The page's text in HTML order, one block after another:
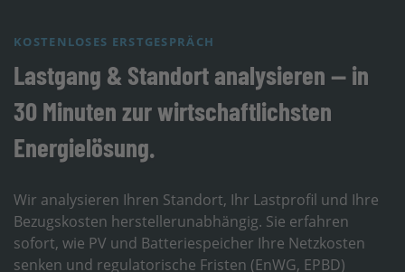
KOSTENLOSES ERSTGESPRÄCH
Lastgang & Standort analysieren — in
30 Minuten zur wirtschaftlichsten
Energielösung.
Wir analysieren Ihren Standort, Ihr Lastprofil und Ihre
Bezugskosten herstellerunabhängig. Sie erfahren
sofort, wie PV und Batteriespeicher Ihre Netzkosten
senken und regulatorische Fristen (EnWG, EPBD)